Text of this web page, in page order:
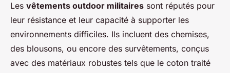
Les vêtements outdoor militaires sont réputés pour
leur résistance et leur capacité à supporter les
environnements difficiles. Ils incluent des chemises,
des blousons, ou encore des survêtements, conçus
avec des matériaux robustes tels que le coton traité